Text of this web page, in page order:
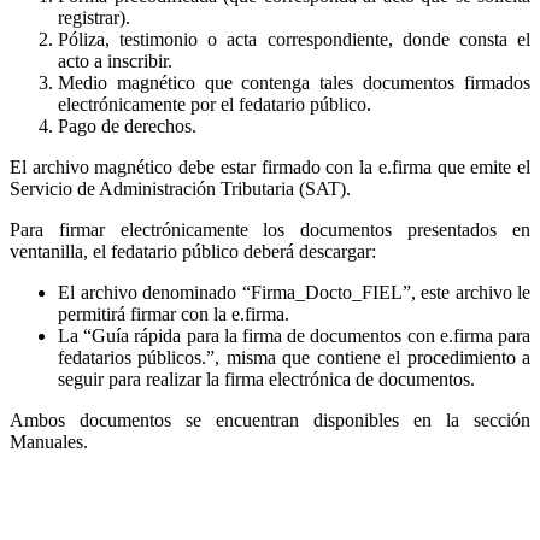
registrar).
Póliza, testimonio o acta correspondiente, donde consta el
acto a inscribir.
Medio magnético que contenga tales documentos firmados
electrónicamente por el fedatario público.
Pago de derechos.
El archivo magnético debe estar firmado con la e.firma que emite el
Servicio de Administración Tributaria (SAT).
Para firmar electrónicamente los documentos presentados en
ventanilla, el fedatario público deberá descargar:
El archivo denominado “Firma_Docto_FIEL”, este archivo le
permitirá firmar con la e.firma.
La “Guía rápida para la firma de documentos con e.firma para
fedatarios públicos.”, misma que contiene el procedimiento a
seguir para realizar la firma electrónica de documentos.
Ambos documentos se encuentran disponibles en la sección
Manuales.